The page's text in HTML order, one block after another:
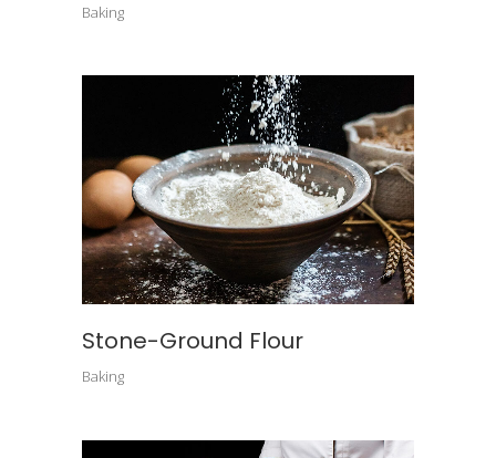
Baking
Stone-Ground Flour
Baking